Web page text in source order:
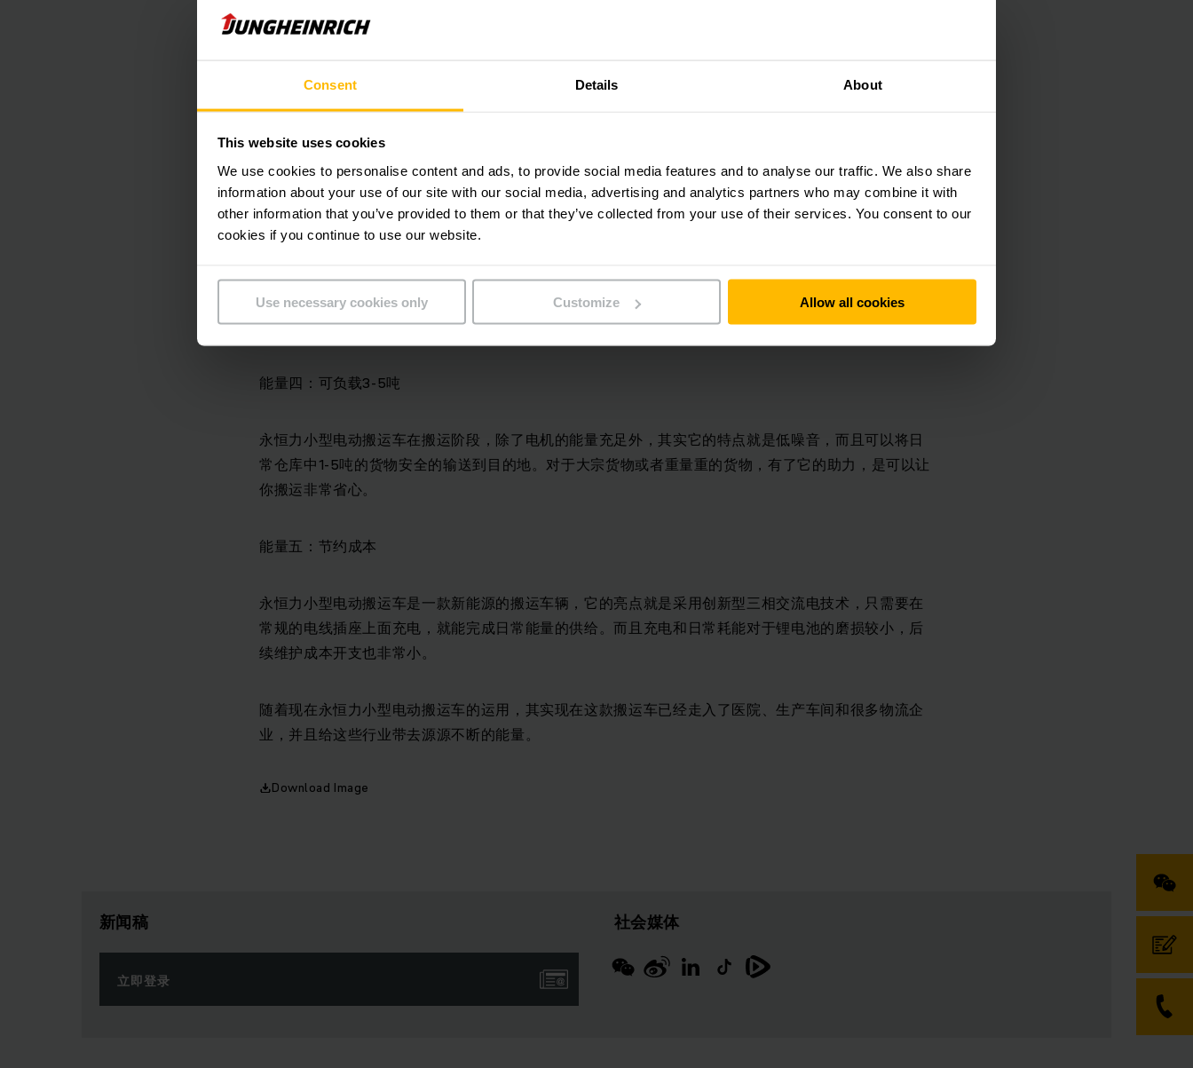
Consent Details About
This website uses cookies
We use cookies to personalise content and ads, to provide social media features and to analyse our traffic. We also share
information about your use of our site with our social media, advertising and analytics partners who may combine it with
other information that you’ve provided to them or that they’ve collected from your use of their services. You consent to our
cookies if you continue to use our website.
Use necessary cookies only Customize Allow all cookies
能量二：适用于任意距离搬运
永恒力小型电动搬运车的车型多，可以适用在不同的搬运场景中，比如步行式电动托盘车适用于简便而
顺畅地装卸货物。如果您想中长途运输重物，使用功能强大且安全的电动搬运车ESE可实现更大化转运
能力。在本托盘搬运叉车中操作人员可以坐在驾驶员座椅上或站立着执行，通过侧面校准使一切一目了
能量三：上坡释放大能量
直接装载和卸载货车或轨道车上的首批托盘时，有可能导致后续电动堆垛机倾斜，但是带斜坡提升功能
的电动托盘搬运叉车除外。提升功能可在上坡时抵消15%的倾斜。此时可以选择多种其它型号装配和功
能特征，从内置充电器到慢速行驶按键再到牵引辅助。
能量四：可负载3-5吨
永恒力小型电动搬运车在搬运阶段，除了电机的能量充足外，其实它的特点就是低噪音，而且可以将日
常仓库中1-5吨的货物安全的输送到目的地。对于大宗货物或者重量重的货物，有了它的助力，是可以让
你搬运非常省心。
能量五：节约成本
永恒力小型电动搬运车是一款新能源的搬运车辆，它的亮点就是采用创新型三相交流电技术，只需要在
常规的电线插座上面充电，就能完成日常能量的供给。而且充电和日常耗能对于锂电池的磨损较小，后
续维护成本开支也非常小。
随着现在永恒力小型电动搬运车的运用，其实现在这款搬运车已经走入了医院、生产车间和很多物流企
业，并且给这些行业带去源源不断的能量。
Download Image
新闻稿
立即登录
社会媒体